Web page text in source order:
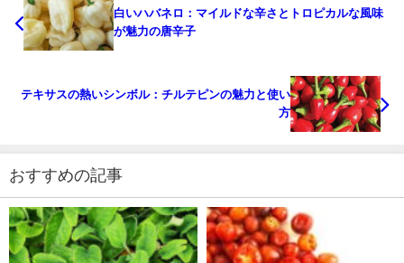
白いハバネロ：マイルドな辛さとトロピカルな風味
が魅力の唐辛子
テキサスの熱いシンボル：チルテピンの魅力と使い
方
おすすめの記事